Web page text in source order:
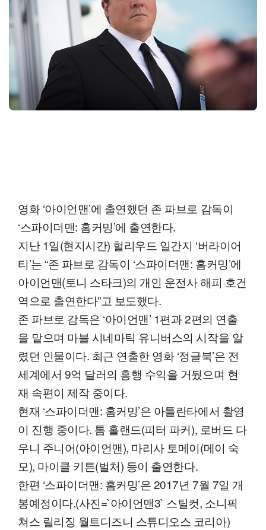
영화 ‘아이언맨’에 출연했던 존 파브로 감독이
‘스파이더맨: 홈커밍’에 출연한다.
지난 1일(현지시간) 헐리우드 일간지 ‘버라이어
티’는 “존 파브로 감독이 ‘스파이더맨: 홈커밍’에
아이언맨(토니 스타크)의 개인 운전사 해피 호건
역으로 출연한다”고 보도했다.
존 파브로 감독은 ‘아이언맨’ 1편과 2편의 연출
을 맡으며 마블 시네마틱 유니버스의 시작을 알
렸던 인물이다. 최근 연출한 영화 ‘정글북’은 전
세계에서 9억 달러의 흥행 수익을 거뒀으며 현
재 속편이 제작 중이다.
현재 ‘스파이더맨: 홈커밍’은 아틀란타에서 촬영
이 진행 중이다. 톰 홀랜드(피터 파커), 로버드 다
우니 주니어(아이언맨), 마리사 토메이(메이 숙
모), 마이클 키튼(벌처) 등이 출연한다.
한편 ‘스파이더맨: 홈커밍’은 2017년 7월 7일 개
봉예정이다.(사진=`아이언맨3` 스틸컷, 소니픽
쳐스 릴리징 월트디즈니 스튜디오스 코리아)